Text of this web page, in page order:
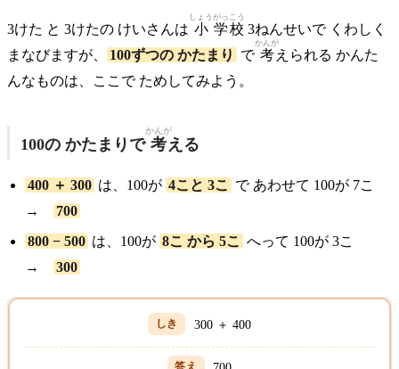
3けた と 3けたの けいさんは 小
しょう
学校
がっこう
3ねんせいで くわしく
まなびますが、
100ずつの かたまり で 考
かんが
えられる かんた
んなものは、ここで ためしてみよう。
100の かたまりで 考
かんが
える
400 ＋ 300 は、100が 4こと 3こ
で あわせて 100が 7こ
→
700
800 − 500 は、100が 8こ から 5こ
へって 100が 3こ
→
300
300 ＋ 400